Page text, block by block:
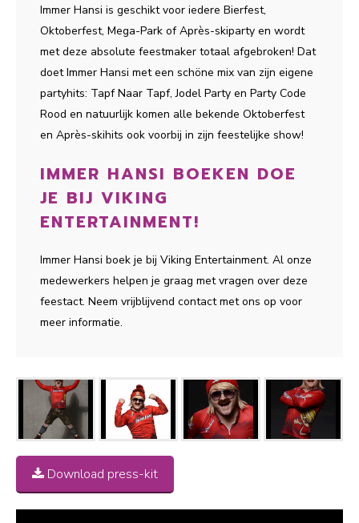
Immer Hansi is geschikt voor iedere Bierfest,
Oktoberfest, Mega-Park of Après-skiparty en wordt
met deze absolute feestmaker totaal afgebroken! Dat
doet Immer Hansi met een schöne mix van zijn eigene
partyhits: Tapf Naar Tapf, Jodel Party en Party Code
Rood en natuurlijk komen alle bekende Oktoberfest
en Après-skihits ook voorbij in zijn feestelijke show!
IMMER HANSI BOEKEN DOE
JE BIJ VIKING
ENTERTAINMENT!
Immer Hansi boek je bij Viking Entertainment. Al onze
medewerkers helpen je graag met vragen over deze
feestact. Neem vrijblijvend contact met ons op voor
meer informatie.
Download press-kit